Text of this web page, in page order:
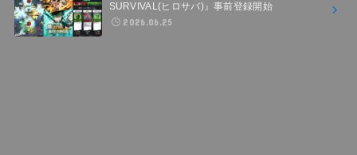
SURVIVAL(ヒロサバ)』事前登録開始
2026.06.25